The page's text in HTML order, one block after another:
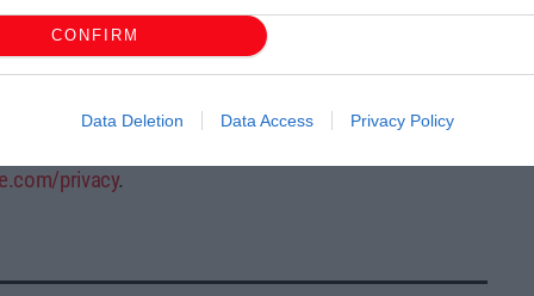
CONFIRM
Data Deletion Data Access Privacy Policy
σε πέντε ημέρες από την έναρξη της υπηρεσίας ή,
της υπηρεσίας, μέσα σε πέντε ημέρες από την
να διαβιβάζονται σε τρίτους.
στην Πολιτική Απορρήτου
.com/privacy.